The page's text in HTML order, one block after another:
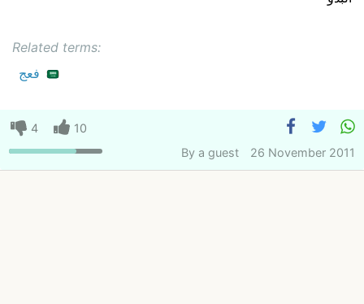
Related terms:
فعج
4
10
By a guest 26 November 2011